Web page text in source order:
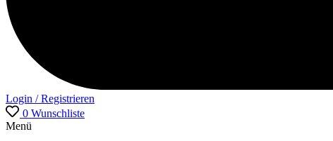
Login / Registrieren
0 Wunschliste
Menü